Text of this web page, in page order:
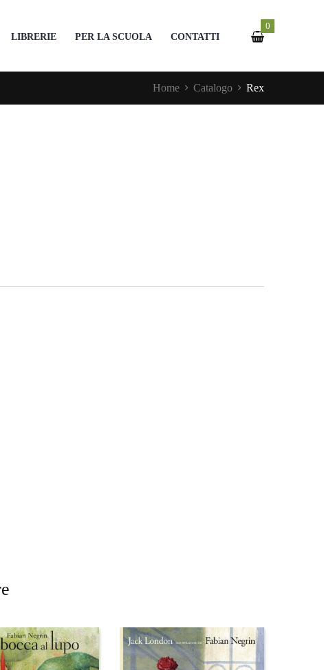
LIBRERIE PER LA SCUOLA CONTATTI
0
Home Catalogo Rex